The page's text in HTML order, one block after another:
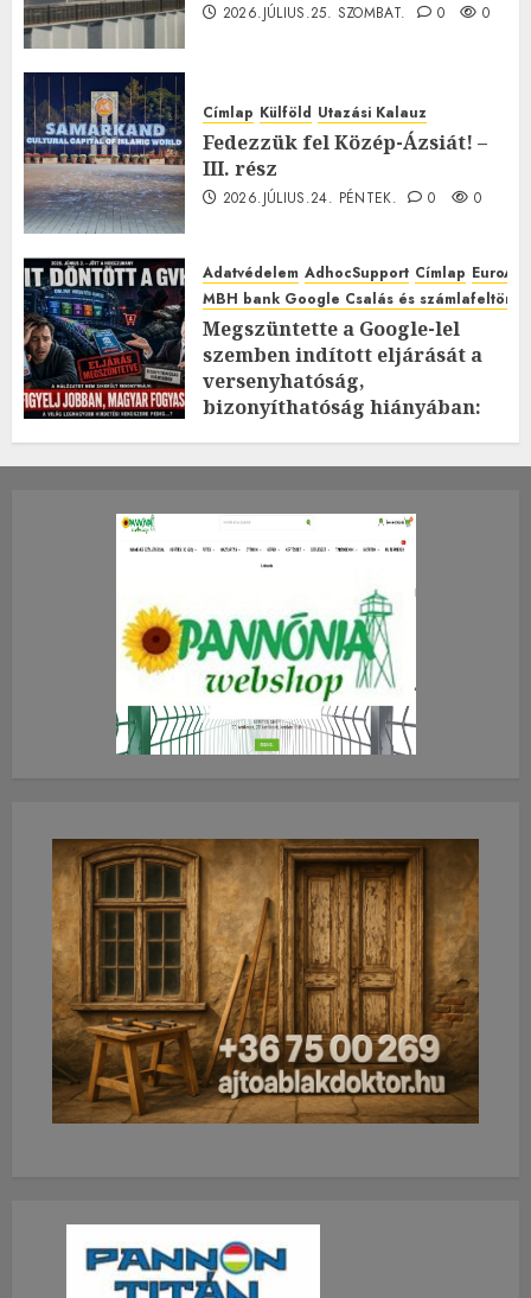
2026.JÚLIUS.25. SZOMBAT. 0 0
Címlap Külföld Utazási Kalauz
Fedezzük fel Közép-Ázsiát! –
III. rész
2026.JÚLIUS.24. PÉNTEK. 0 0
Adatvédelem AdhocSupport Címlap
MBH bank Google Csalás és
Megszüntette a Google-lel
szemben indított eljárását a
versenyhatóság,
bizonyíthatóság hiányában:
2026.JÚLIUS.23. CSÜTÖRTÖK.
0